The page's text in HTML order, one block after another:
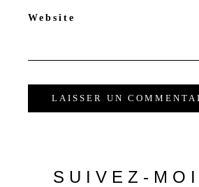
Website
SUIVEZ-MOI